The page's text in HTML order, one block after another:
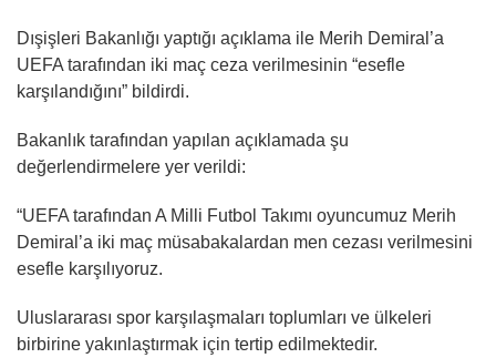
Dışişleri Bakanlığı yaptığı açıklama ile Merih Demiral’a
UEFA tarafından iki maç ceza verilmesinin “esefle
karşılandığını” bildirdi.
Bakanlık tarafından yapılan açıklamada şu
değerlendirmelere yer verildi:
“UEFA tarafından A Milli Futbol Takımı oyuncumuz Merih
Demiral’a iki maç müsabakalardan men cezası verilmesini
esefle karşılıyoruz.
Uluslararası spor karşılaşmaları toplumları ve ülkeleri
birbirine yakınlaştırmak için tertip edilmektedir.